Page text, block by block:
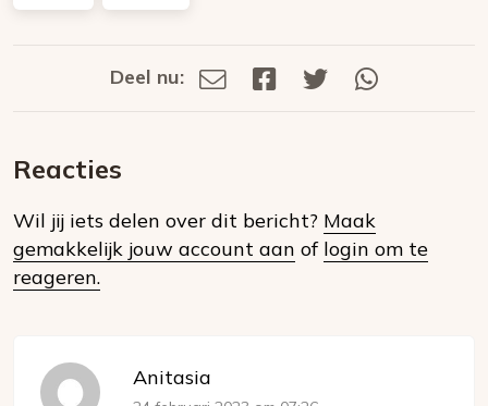
Deel
social
Deel nu:
Deel
Deel
Deel
Reacties
Wil jij iets delen over dit bericht? Maak
gemakkelijk jouw account aan of login om te
reageren.
Anitasia